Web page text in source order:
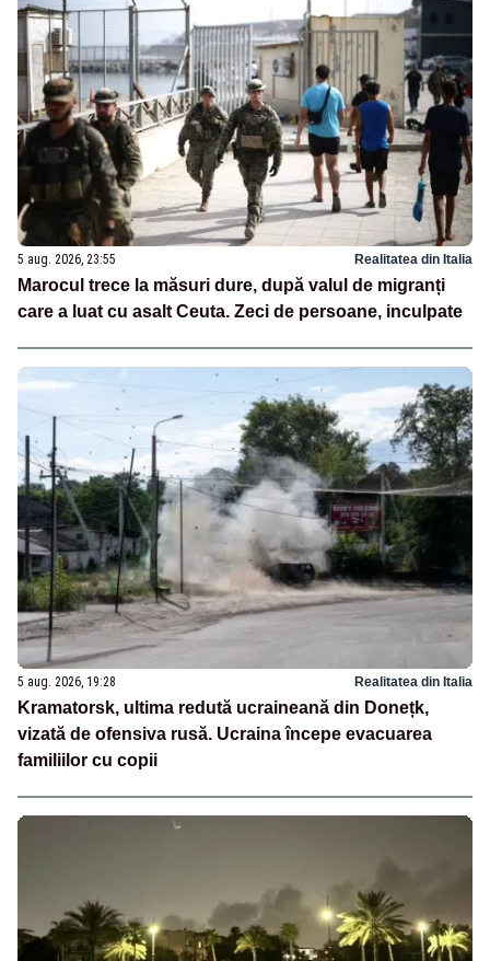
5 aug. 2026, 23:55 Realitatea din Italia
Marocul trece la măsuri dure, după valul de migranți
care a luat cu asalt Ceuta. Zeci de persoane, inculpate
5 aug. 2026, 19:28 Realitatea din Italia
Kramatorsk, ultima redută ucraineană din Donețk,
vizată de ofensiva rusă. Ucraina începe evacuarea
familiilor cu copii